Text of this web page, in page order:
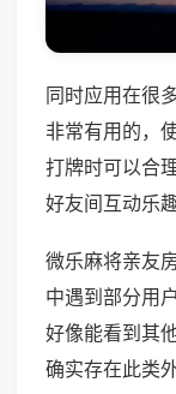
同时应用在很
非常有用的，
打牌时可以合
好友间互动乐趣
微乐麻将亲友
中遇到部分用
好像能看到其
确实存在此类